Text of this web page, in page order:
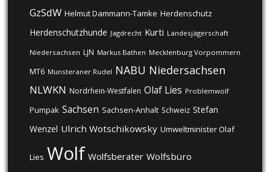
GzSdW Helmut Dammann-Tamke Herdenschutz
Herdenschutzhunde Jagdrecht Kurti Landesjägerschaft
Niedersachsen LJN Markus Bathen Mecklenburg Vorpommern
MT6 Munsteraner Rudel NABU Niedersachsen
NLWKN Nordrhein-Westfalen Olaf Lies Problemwolf
Pumpak Sachsen Sachsen-Anhalt Schweiz Stefan
Wenzel Ulrich Wotschikowsky Umweltminister Olaf
Lies Wolf Wolfsberater Wolfsbüro